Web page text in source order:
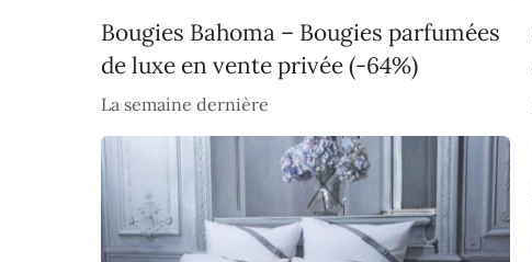
Bougies Bahoma – Bougies parfumées
de luxe en vente privée (-64%)
La semaine dernière